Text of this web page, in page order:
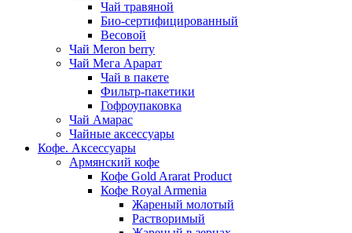
Чай травяной
Био-сертифицированный
Весовой
Чай Meron berry
Чай Мега Арарат
Чай в пакете
Фильтр-пакетики
Гофроупаковка
Чай Амарас
Чайные аксессуары
Кофе. Аксессуары
Армянский кофе
Кофе Gold Ararat Product
Кофе Royal Armenia
Жареный молотый
Растворимый